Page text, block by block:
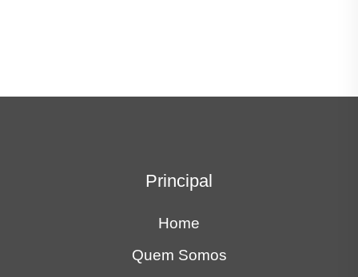
Principal
Home
Quem Somos